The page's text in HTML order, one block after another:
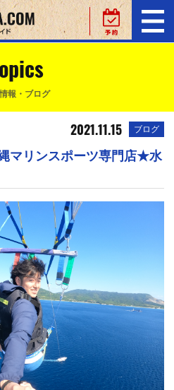
報・ブログ
2021.11.15 ブログ
マリンスポーツ専門店★水